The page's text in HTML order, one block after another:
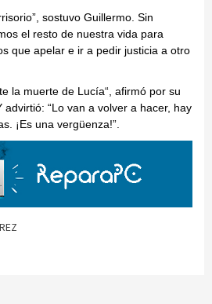
sostuvo Guillermo. Sin
el resto de nuestra vida para
que apelar e ir a pedir justicia a otro
la muerte de Lucía“, afirmó por su
“Lo van a volver a hacer, hay
¡Es una vergüenza!”.